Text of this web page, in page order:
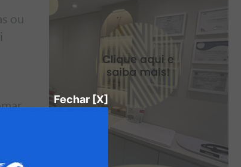
Fechar [X]
ou